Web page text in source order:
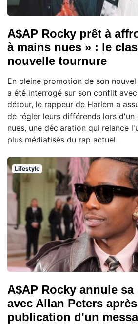
A$AP Rocky prêt à
à mains nues » : le
nouvelle tournure
En pleine promotion de son
a été interrogé sur son conflit avec
détour, le rappeur de Harlem a
de régler leurs différends lors d'un
nues, une déclaration qui relance
plus médiatisés du rap actuel.
Lifestyle
A$AP Rocky annule
avec Allan Peters
publication d'un